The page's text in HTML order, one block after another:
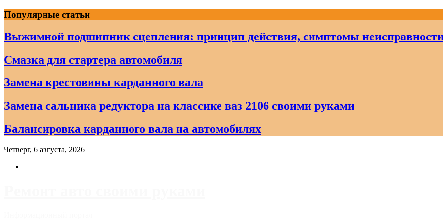
Skip
to
content
Популярные статьи
Выжимной подшипник сцепления: принцип действия, симптомы
Смазка для стартера автомобиля
Замена крестовины карданного вала
Замена сальника редуктора на классике ваз 2106 своими руками
Балансировка карданного вала на автомобилях
Четверг, 6 августа, 2026